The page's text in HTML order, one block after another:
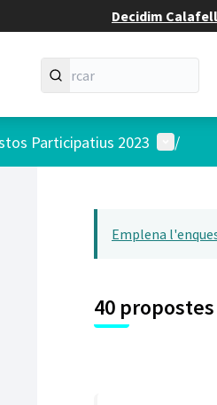
Decidim Calafell
Participatius 2023 Menú
/
Emplena
40 propostes